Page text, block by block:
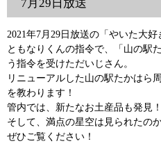
7月29日放送
2021年7月29日放送の「やいた大好
ともなりくんの指令で、「山の駅
う指令を受けただいじさん。
リニューアルした山の駅たかはら
を教わります！
管内では、新たなお土産品も発見！
そして、満点の星空は見られたの
ぜひご覧ください！